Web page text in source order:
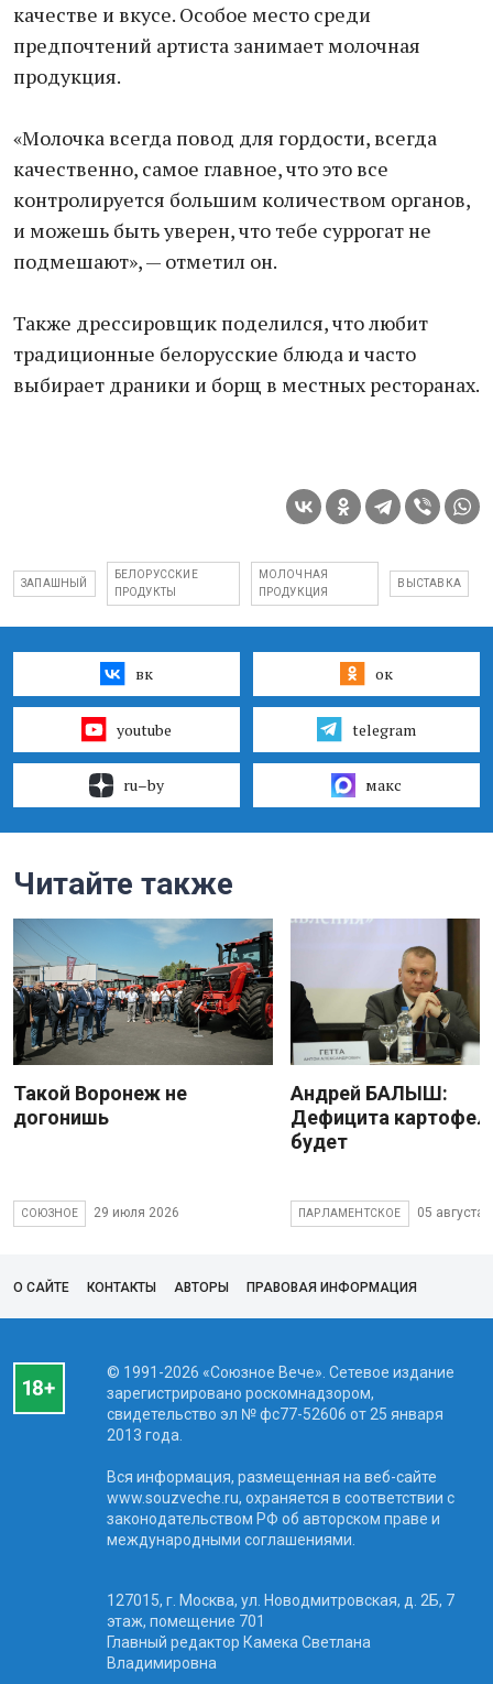
качестве и вкусе. Особое место среди
предпочтений артиста занимает молочная
продукция.
«Молочка всегда повод для гордости, всегда
качественно, самое главное, что это все
контролируется большим количеством органов,
и можешь быть уверен, что тебе суррогат не
подмешают», — отметил он.
Также дрессировщик поделился, что любит
традиционные белорусские блюда и часто
выбирает драники и борщ в местных ресторанах.
ЗАПАШНЫЙ
БЕЛОРУССКИЕ
ПРОДУКТЫ
МОЛОЧНАЯ
ПРОДУКЦИЯ
ВЫСТАВКА
вк ок
youtube telegram
ru–by макс
Читайте также
Такой Воронеж не
догонишь
СОЮЗНОЕ 29 июля 2026
Андрей БАЛЫШ:
Дефицита
будет
ПАРЛАМЕНТСКОЕ 05 августа
О САЙТЕ КОНТАКТЫ АВТОРЫ ПРАВОВАЯ ИНФОРМАЦИЯ
© 1991-2026 «Союзное Вече». Сетевое издание
зарегистрировано роскомнадзором,
свидетельство эл № фc77-52606 от 25 января
2013 года.
Вся информация, размещенная на веб-сайте
www.souzveche.ru, охраняется в соответствии с
законодательством РФ об авторском праве и
международными соглашениями.
127015, г. Москва, ул. Новодмитровская, д. 2Б, 7
этаж, помещение 701
Главный редактор Камека Светлана
Владимировна